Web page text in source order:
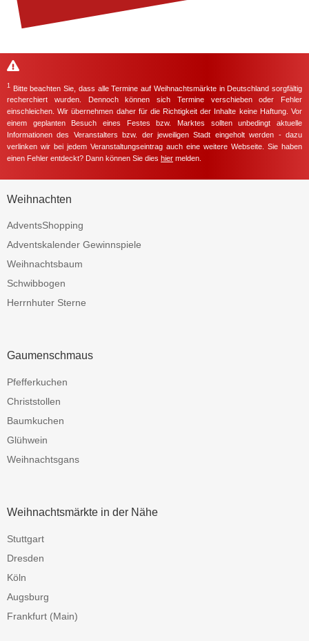
1
Bitte beachten Sie, dass alle Termine auf Weihnachtsmärkte in Deutschland sorgfältig
recherchiert wurden. Dennoch können sich Termine verschieben oder Fehler
einschleichen. Wir übernehmen daher für die Richtigkeit der Inhalte keine Haftung. Vor
einem geplanten Besuch eines Festes bzw. Marktes sollten unbedingt aktuelle
Informationen des Veranstalters bzw. der jeweiligen Stadt eingeholt werden - dazu
verlinken wir bei jedem Veranstaltungseintrag auch eine weitere Webseite. Sie haben
einen Fehler entdeckt? Dann können Sie dies hier melden.
Weihnachten
AdventsShopping
Adventskalender Gewinnspiele
Weihnachtsbaum
Schwibbogen
Herrnhuter Sterne
Gaumenschmaus
Pfefferkuchen
Christstollen
Baumkuchen
Glühwein
Weihnachtsgans
Weihnachtsmärkte in der Nähe
Stuttgart
Dresden
Köln
Augsburg
Frankfurt (Main)